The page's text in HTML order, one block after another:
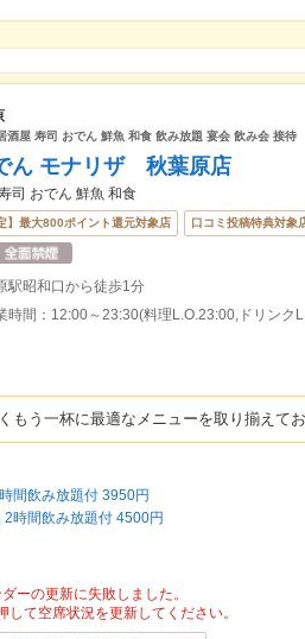
酒屋 寿司 おでん 鮮魚 和食 飲み放題 宴会 飲み会 接待
ん モナリザ 秋葉原店
司 おでん 鮮魚 和食
】最大800ポイント還元対象店 口コミ投稿特典対象
駅昭和口から徒歩1分
時間：12:00～23:30(料理L.O.23:00,ドリンク
もう一杯に最適なメニューを取り揃えて
間飲み放題付 3950円
時間飲み放題付 4500円
ーの更新に失敗しました。
して空席状況を更新してください。